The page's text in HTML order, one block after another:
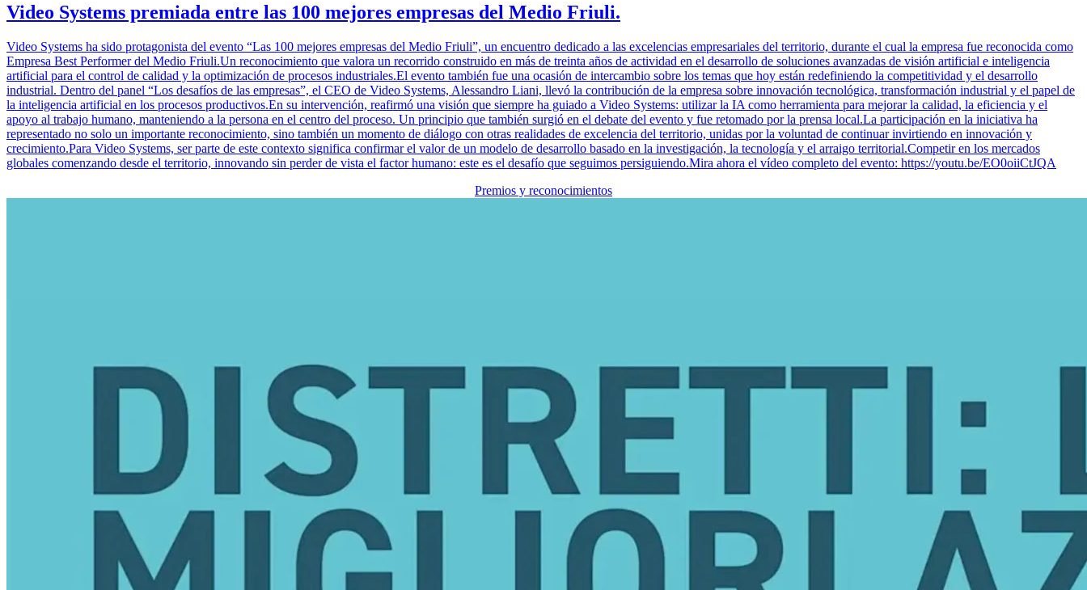
Video Systems premiada entre las 100 mejores empresas del Medio Friuli.
Video Systems ha sido protagonista del evento “Las 100 mejores empresas del Medio Friuli”, un encuentro dedicado a las excelencias empresariales del territorio, durante el cual la empresa fue reconocida como
Empresa Best Performer del Medio Friuli.Un reconocimiento que valora un recorrido construido en más de treinta años de actividad en el desarrollo de soluciones avanzadas de visión artificial e inteligencia
artificial para el control de calidad y la optimización de procesos industriales.El evento también fue una ocasión de intercambio sobre los temas que hoy están redefiniendo la competitividad y el desarrollo
industrial. Dentro del panel “Los desafíos de las empresas”, el CEO de Video Systems, Alessandro Liani, llevó la contribución de la empresa sobre innovación tecnológica, transformación industrial y el papel de
la inteligencia artificial en los procesos productivos.En su intervención, reafirmó una visión que siempre ha guiado a Video Systems: utilizar la IA como herramienta para mejorar la calidad, la eficiencia y el
apoyo al trabajo humano, manteniendo a la persona en el centro del proceso. Un principio que también surgió en el debate del evento y fue retomado por la prensa local.La participación en la iniciativa ha
representado no solo un importante reconocimiento, sino también un momento de diálogo con otras realidades de excelencia del territorio, unidas por la voluntad de continuar invirtiendo en innovación y
crecimiento.Para Video Systems, ser parte de este contexto significa confirmar el valor de un modelo de desarrollo basado en la investigación, la tecnología y el arraigo territorial.Competir en los mercados
globales comenzando desde el territorio, innovando sin perder de vista el factor humano: este es el desafío que seguimos persiguiendo.Mira ahora el vídeo completo del evento: https://youtu.be/EO0oiiCtJQA
Premios y reconocimientos